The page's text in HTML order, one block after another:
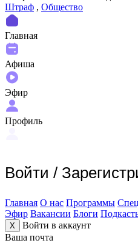
Штраф , Общество
Главная
Афиша
Эфир
Профиль
Войти /
Главная О нас Программы
Эфир Вакансии Блоги
X
Войти в аккаунт
Ваша почта